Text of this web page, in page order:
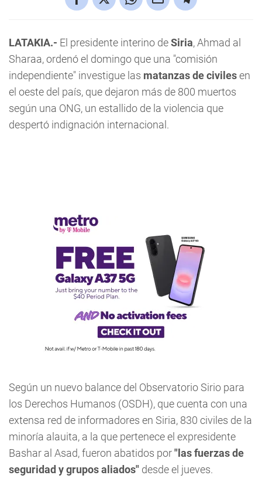
LATAKIA.- El presidente interino deSiria, Ahmad al
Sharaa, ordenó el domingo que una "comisión
independiente" investigue las matanzas de civilesen
el oeste del país, que dejaron más de 800 muertos
según una ONG, un estallido de la violencia que
despertó indignación internacional.
Según un nuevo balance del Observatorio Sirio para
los Derechos Humanos (OSDH), que cuenta con una
extensa red de informadores en Siria, 830 civiles de la
minoría alauita, a la que pertenece el expresidente
Bashar al Asad, fueron abatidos por"las fuerzas de
seguridad y grupos aliados" desde el jueves.